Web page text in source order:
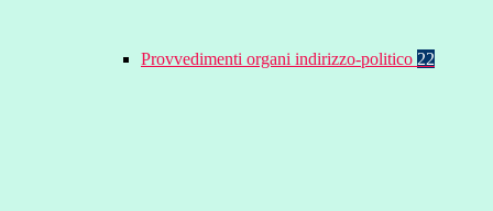
Provvedimenti organi indirizzo-politico 22